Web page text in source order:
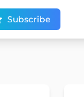
Subscribe